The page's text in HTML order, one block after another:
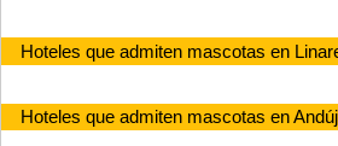
Hoteles que admiten mascotas en
Hoteles que admiten mascotas en